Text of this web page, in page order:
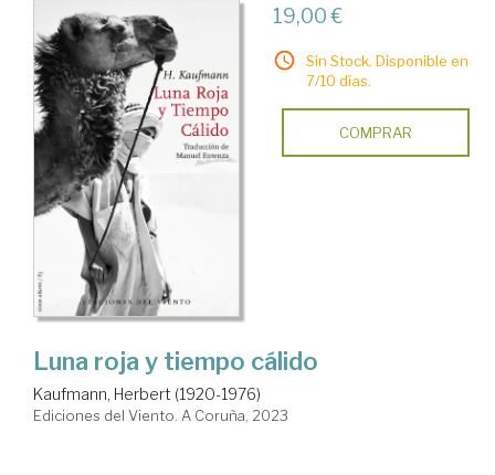
19,00 €
Sin Stock. Disponible en
7/10 días.
COMPRAR
Luna roja y tiempo cálido
Kaufmann, Herbert (1920-1976)
Ediciones del Viento. A Coruña, 2023